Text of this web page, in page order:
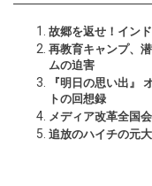
故郷を返せ！イン
再教育キャンプ、
ムの迫害
『明日の思い出』
トの回想録
メディア改革全国
追放のハイチの元